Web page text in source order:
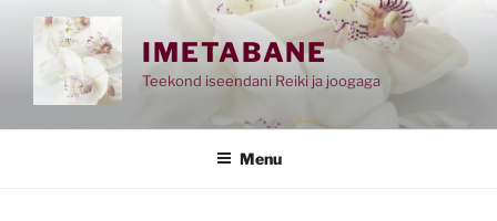
IMETABANE
Teekond iseendani Reiki ja joogaga
Menu